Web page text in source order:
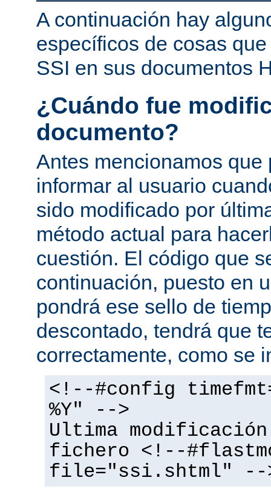
A continuación hay
específicos de cosas
SSI en sus documentos
¿Cuándo fue
documento?
Antes mencionamos que
informar al usuario
sido modificado por
método actual para
cuestión. El código que
continuación, puesto en
pondrá ese sello de
descontado, tendrá que
correctamente, como se
<!--#config
%Y" -->
Ultima
fichero <!--
file="ssi.shtml" --